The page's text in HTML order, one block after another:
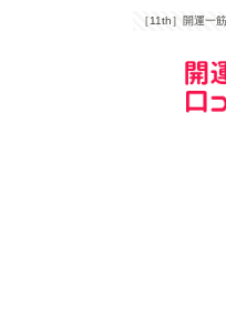
［11th］開運